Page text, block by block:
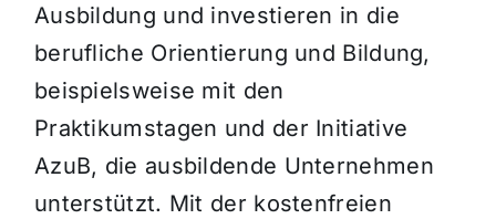
Ausbildung und investieren in die
berufliche Orientierung und Bildung,
beispielsweise mit den
Praktikumstagen und der Initiative
AzuB, die ausbildende Unternehmen
unterstützt. Mit der kostenfreien